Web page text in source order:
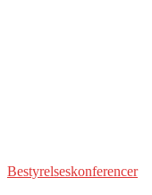
Bestyrelseskonferencer